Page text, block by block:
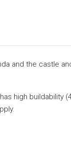
and the castle
high buildability